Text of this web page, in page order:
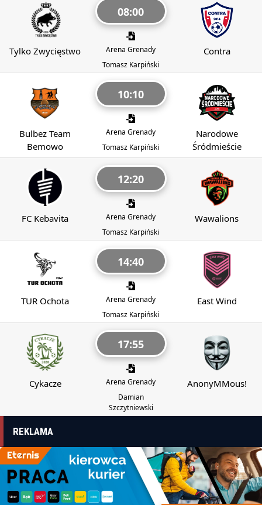
Tylko Zwycięstwo
08:00
Arena Grenady
Tomasz Karpiński
Contra
Bulbez Team
Bemowo
10:10
Arena Grenady
Tomasz Karpiński
Narodowe
Śródmieście
FC Kebavita
12:20
Arena Grenady
Tomasz Karpiński
Wawalions
TUR Ochota
14:40
Arena Grenady
Tomasz Karpiński
East Wind
Cykacze
17:55
Arena Grenady
Damian
Szczytniewski
AnonyMMous!
REKLAMA